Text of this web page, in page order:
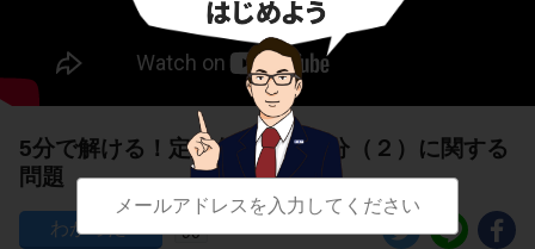
5分で解ける！定積分の置換積分（２）に関する
問題
90